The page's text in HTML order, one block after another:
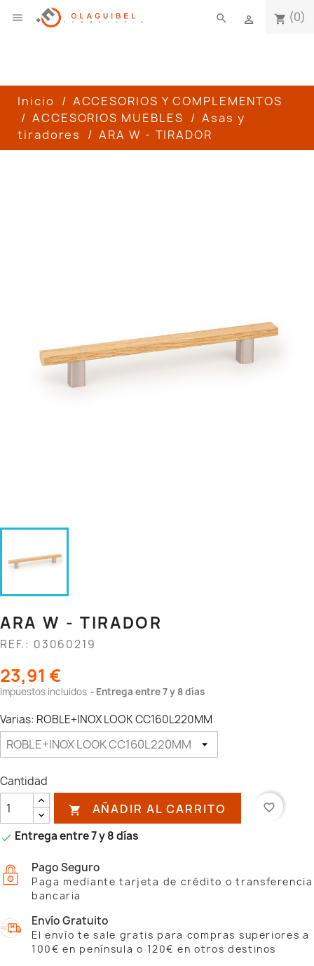
 shopping_cart (0)

search
Inicio
ACCESORIOS Y COMPLEMENTOS
ACCESORIOS MUEBLES
Asas y
tiradores
ARA W - TIRADOR
ARA W - TIRADOR
REF.: 03060219
23,91 €
Impuestos incluidos Entrega entre 7 y 8 días
Varias: ROBLE+INOX LOOK CC160L220MM
Cantidad
 AÑADIR AL CARRITO favorite_border
 Entrega entre 7 y 8 días
Pago Seguro
Paga mediante tarjeta de crédito o transferencia
bancaria
Envío Gratuito
El envío te sale gratis para compras superiores a
100€ en península o 120€ en otros destinos